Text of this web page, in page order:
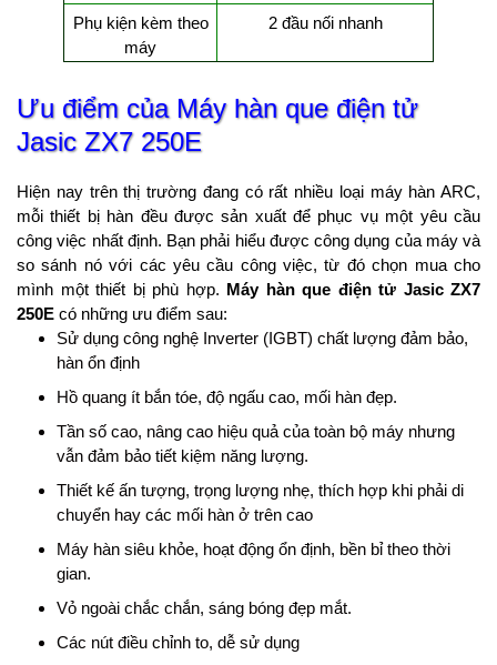
Phụ kiện kèm theo
máy
2 đầu nối nhanh
Ưu điểm của Máy hàn que điện tử
Jasic ZX7 250E
Hiện nay trên thị trường đang có rất nhiều loại máy hàn ARC,
mỗi thiết bị hàn đều được sản xuất để phục vụ một yêu cầu
công việc nhất định. Bạn phải hiểu được công dụng của máy và
so sánh nó với các yêu cầu công việc, từ đó chọn mua cho
mình một thiết bị phù hợp. Máy hàn que điện tử Jasic ZX7
250E có những ưu điểm sau:
Sử dụng công nghệ Inverter (IGBT) chất lượng đảm bảo,
hàn ổn định
Hồ quang ít bắn tóe, độ ngấu cao, mối hàn đẹp.
Tần số cao, nâng cao hiệu quả của toàn bộ máy nhưng
vẫn đảm bảo tiết kiệm năng lượng.
Thiết kế ấn tượng, trọng lượng nhẹ, thích hợp khi phải di
chuyển hay các mối hàn ở trên cao
Máy hàn siêu khỏe, hoạt động ổn định, bền bỉ theo thời
gian.
Vỏ ngoài chắc chắn, sáng bóng đẹp mắt.
Các nút điều chỉnh to, dễ sử dụng